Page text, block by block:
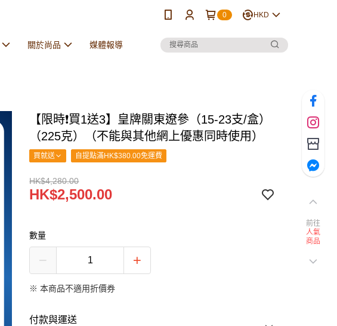
0 HKD
關於尚品 媒體報導
【限時❗買1送3】皇牌關東遼參（15-23支/盒）
（225克）（不能與其他網上優惠同時使用）
買就送 自提點滿HK$380.00免運費
HK$4,280.00
HK$2,500.00
數量
※ 本商品不適用折價券
付款與運送
前往
人氣
商品